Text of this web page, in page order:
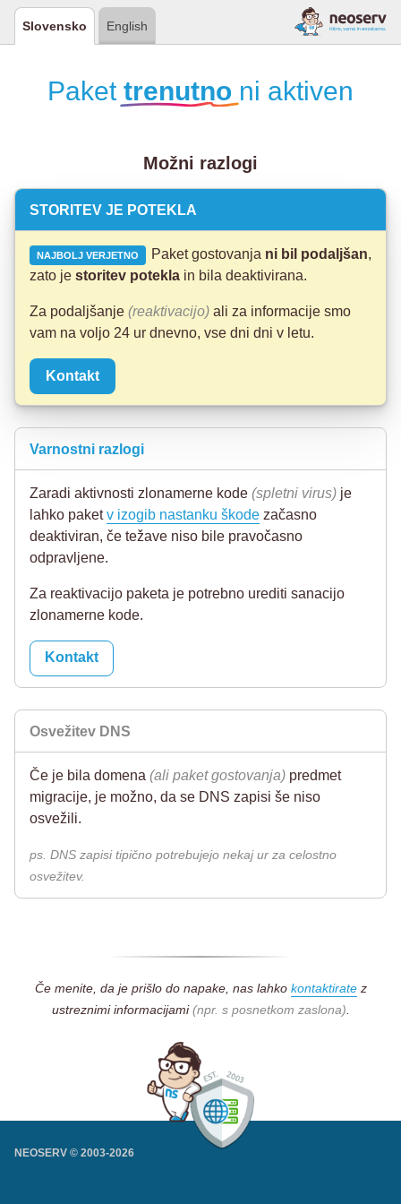
Slovensko English
Paket trenutno ni aktiven
Možni razlogi
STORITEV JE POTEKLA
NAJBOLJ VERJETNO Paket gostovanja ni bil podaljšan,
zato je storitev potekla in bila deaktivirana.
Za podaljšanje (reaktivacijo) ali za informacije smo
vam na voljo 24 ur dnevno, vse dni dni v letu.
Kontakt
Varnostni razlogi
Zaradi aktivnosti zlonamerne kode (spletni virus) je
lahko paketv izogib nastanku škode začasno
deaktiviran, če težave niso bile pravočasno
odpravljene.
Za reaktivacijo paketa je potrebno urediti sanacijo
zlonamerne kode.
Kontakt
Osvežitev DNS
Če je bila domena (ali paket gostovanja) predmet
migracije, je možno, da se DNS zapisi še niso
osvežili.
ps. DNS zapisi tipično potrebujejo nekaj ur za celostno
osvežitev.
Če menite, da je prišlo do napake, nas lahko kontaktiratez
ustreznimi informacijami(npr. s posnetkom zaslona)
NEOSERV © 2003-2026